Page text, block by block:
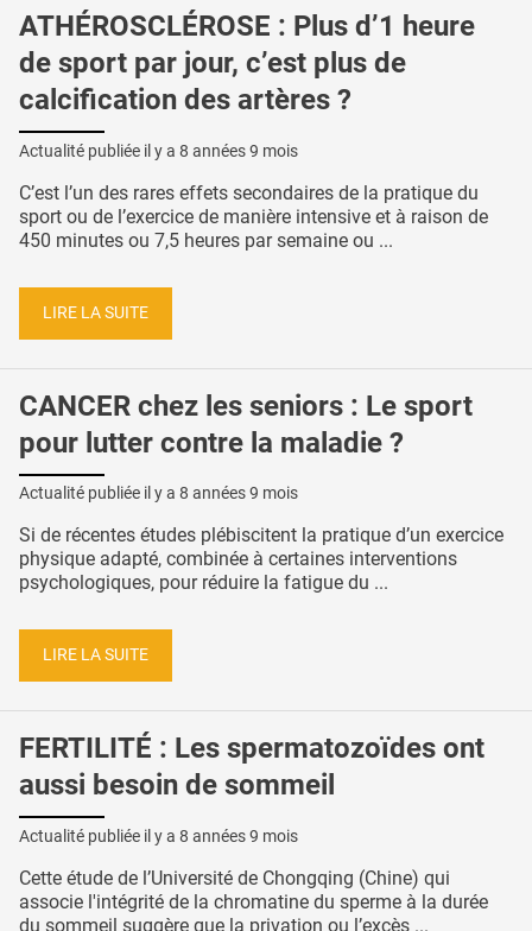
ATHÉROSCLÉROSE : Plus d’1 heure
de sport par jour, c’est plus de
calcification des artères ?
Actualité publiée il y a 8 années 9 mois
C’est l’un des rares effets secondaires de la pratique du
sport ou de l’exercice de manière intensive et à raison de
450 minutes ou 7,5 heures par semaine ou ...
LIRE LA SUITE
CANCER chez les seniors : Le sport
pour lutter contre la maladie ?
Actualité publiée il y a 8 années 9 mois
Si de récentes études plébiscitent la pratique d’un exercice
physique adapté, combinée à certaines interventions
psychologiques, pour réduire la fatigue du ...
LIRE LA SUITE
FERTILITÉ : Les spermatozoïdes ont
aussi besoin de sommeil
Actualité publiée il y a 8 années 9 mois
Cette étude de l’Université de Chongqing (Chine) qui
associe l'intégrité de la chromatine du sperme à la durée
du sommeil suggère que la privation ou l’excès ...